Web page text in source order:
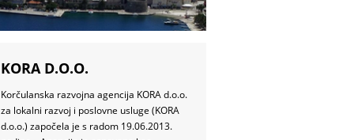
KORA D.O.O.
Korčulanska razvojna agencija KORA d.o.o.
za lokalni razvoj i poslovne usluge (KORA
d.o.o.) započela je s radom 19.06.2013.